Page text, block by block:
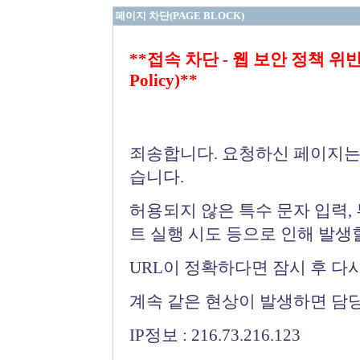
페이지 차단(PAGE BLOCK)
**접속 차단 - 웹 보안 정책 위
Policy)**
죄송합니다. 요청하신 페이지
습니다.
허용되지 않은 특수 문자 입력
트 실행 시도 등으로 인해 발생
URL이 정확하다면 잠시 후 다
계속 같은 현상이 발생하면 담
IP정보 : 216.73.216.123